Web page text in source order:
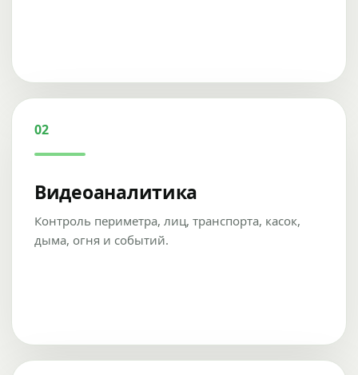
02
Видеоаналитика
Контроль периметра, лиц, транспорта, касок,
дыма, огня и событий.